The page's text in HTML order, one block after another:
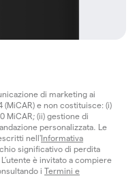
di marketing ai
(MiCAR) e non costituisce: (i)
MiCAR; (ii) gestione di
personalizzata. Le
nell'Informativa
significativo di perdita
è invitato a compiere
i Termini e